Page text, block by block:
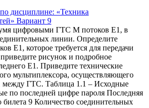
дисциплине: «Техника
Вариант 9
цифровыми ГТС М потоков Е1, в
линии. Определите
Е1, которое требуется для передачи
рисунок и подробное
Е1. Приведите технические
мультиплексора, осуществляющего
между ГТС. Таблица 1.1 – Исходные
по последней цифре пароля Последняя
билета 9 Количество соединительных